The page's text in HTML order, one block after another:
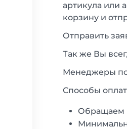
артикула или
корзину и
Отправить
Так же Вы
Менеджеры
Способы
Обращаем